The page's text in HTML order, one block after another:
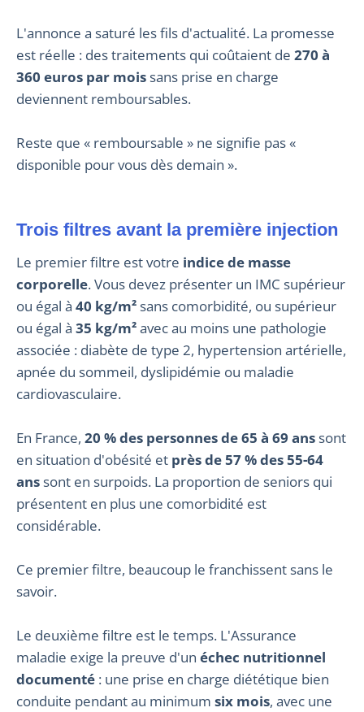
L'annonce a saturé les fils d'actualité. La promesse
est réelle : des traitements qui coûtaient de 270 à
360 euros par mois sans prise en charge
deviennent remboursables.
Reste que « remboursable » ne signifie pas «
disponible pour vous dès demain ».
Trois filtres avant la première injection
Le premier filtre est votre indice de masse
corporelle. Vous devez présenter un IMC supérieur
ou égal à 40 kg/m² sans comorbidité, ou supérieur
ou égal à 35 kg/m²avec au moins une pathologie
associée : diabète de type 2, hypertension artérielle,
apnée du sommeil, dyslipidémie ou maladie
cardiovasculaire.
En France, 20 % des personnes de 65 à 69 ans sont
en situation d'obésité et près de 57 % des 55-64
ans sont en surpoids. La proportion de seniors qui
présentent en plus une comorbidité est
considérable.
Ce premier filtre, beaucoup le franchissent sans le
savoir.
Le deuxième filtre est le temps. L'Assurance
maladie exige la preuve d'un échec nutritionnel
documenté : une prise en charge diététique bien
conduite pendant au minimum six mois, avec une